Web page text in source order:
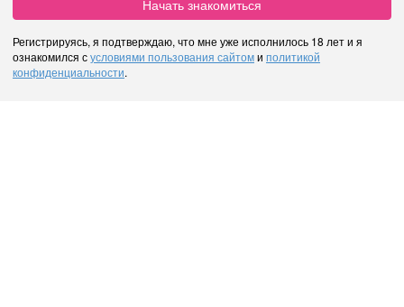
Начать знакомиться
Регистрируясь, я подтверждаю, что мне уже исполнилось 18 лет и я
ознакомился сусловиями пользования сайтоми политикой
конфиденциальности.